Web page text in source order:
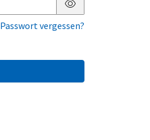
Passwort anzeigen
Passwort vergessen?